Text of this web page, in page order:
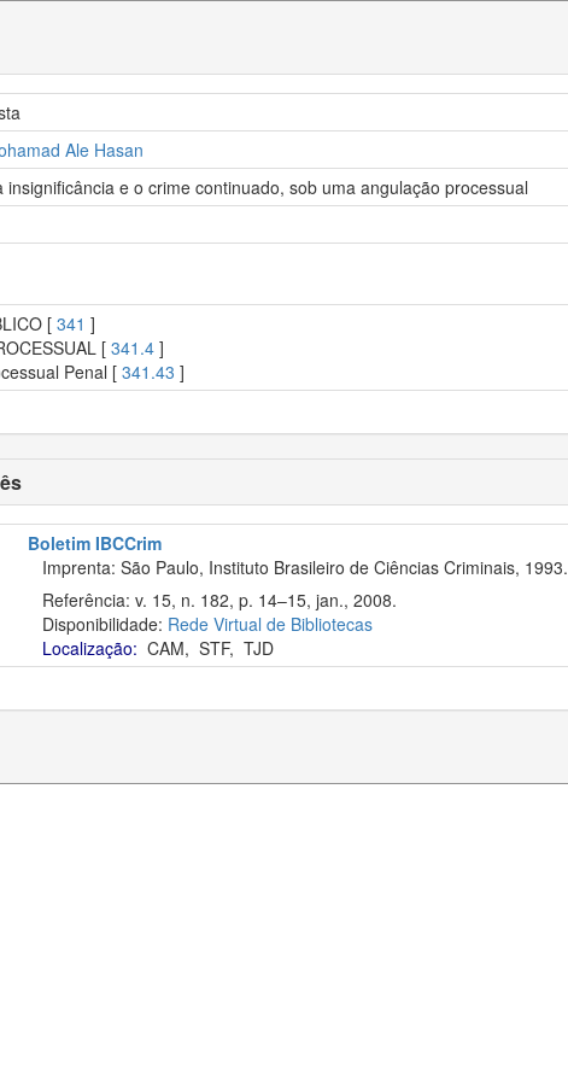
Ale Hasan
insignificância e o crime continuado, sob uma angulação processual
[ 341 ]
[ 341.4 ]
Penal [ 341.43 ]
Boletim IBCCrim
Imprenta: São Paulo, Instituto Brasileiro de Ciências Criminais, 1993.
Referência: v. 15, n. 182, p. 14–15, jan., 2008.
Disponibilidade: Rede Virtual de Bibliotecas
Localização: CAM, STF, TJD